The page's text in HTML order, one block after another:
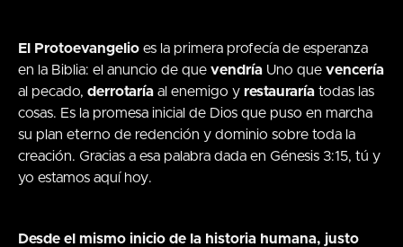
El Protoevangelio es la primera profecía de esperanza
en la Biblia: el anuncio de que vendría Uno que vencería
al pecado, derrotaría al enemigo y restauraría todas las
cosas. Es la promesa inicial de Dios que puso en marcha
su plan eterno de redención y dominio sobre toda la
creación. Gracias a esa palabra dada en Génesis 3:15, tú y
yo estamos aquí hoy.
Desde el mismo inicio de la historia humana, justo